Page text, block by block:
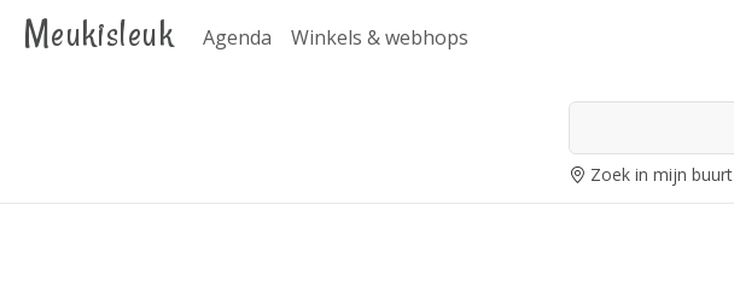
Meukisleuk Agenda Winkels & webhops
Zoek in mijn buurt